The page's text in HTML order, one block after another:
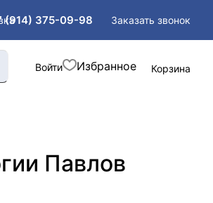
(914) 375-09-98 Заказать звонок
Войти Корзина
Павлов